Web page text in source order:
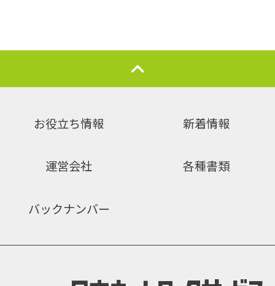
お役立ち情報 新着情報
運営会社 各種書類
バックナンバー